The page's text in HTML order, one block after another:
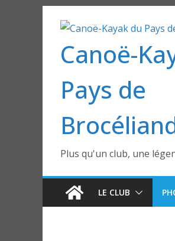
contenuCanoë-
Pays de
Plus qu'un club, une
LE CLUB